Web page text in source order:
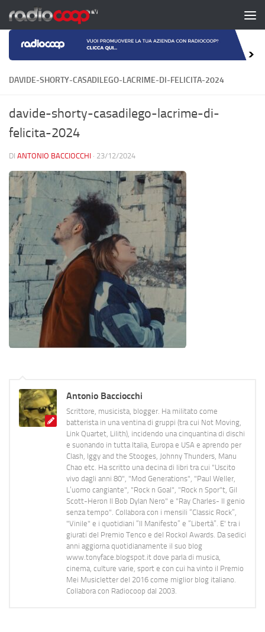
Salta al contenuto
DAVIDE-SHORTY-CASADILEGO-LACRIME-DI-FELICITA-2024
davide-shorty-casadilego-lacrime-di-
felicita-2024
DI ANTONIO BACCIOCCHI · 23/12/2024
Antonio Bacciocchi
Scrittore, musicista, blogger. Ha militato come
batterista in una ventina di gruppi (tra cui Not Moving,
Link Quartet, Lilith), incidendo una cinquantina di dischi
e suonando in tutta Italia, Europa e USA e aprendo per
Clash, Iggy and the Stooges, Johnny Thunders, Manu
Chao etc. Ha scritto una decina di libri tra cui "Uscito
vivo dagli anni 80", "Mod Generations", "Paul Weller,
L’uomo cangiante", "Rock n Goal", "Rock n Spor"t, Gil
Scott-Heron Il Bob Dylan Nero" e "Ray Charles- Il genio
senza tempo". Collabora con i mensili “Classic Rock”,
"Vinile" e i quotidiani “Il Manifesto” e “Libertà”. E' tra i
giurati del Premio Tenco e del Rockol Awards. Da sedici
anni aggiorna quotidianamente il suo blog
www.tonyface.blogspot.it dove parla di musica,
cinema, culture varie, sport e con cui ha vinto il Premio
Mei Musicletter del 2016 come miglior blog italiano.
Collabora con Radiocoop dal 2003.